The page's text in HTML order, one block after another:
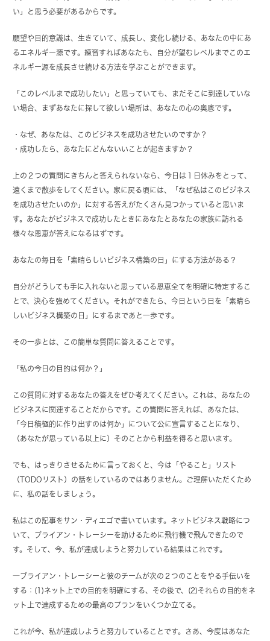
い」と思う必要があるからです。
願望や目的意識は、生きていて、成長し、変化し続ける、あなたの中にあ
るエネルギー源です。練習すればあなたも、自分が望むレベルまでこのエ
ネルギー源を成長させ続ける方法を学ぶことができます。
「このレベルまで成功したい」と思っていても、まだそこに到達していな
い場合、まずあなたに探して欲しい場所は、あなたの心の奥底です。
・なぜ、あなたは、このビジネスを成功させたいのですか？
・成功したら、あなたにどんないいことが起きますか？
上の２つの質問にきちんと答えられないなら、今日は１日休みをとって、
遠くまで散歩をしてください。家に戻る頃には、「なぜ私はこのビジネス
を成功させたいのか」に対する答えがたくさん見つかっていると思いま
す。あなたがビジネスで成功したときにあなたとあなたの家族に訪れる
様々な恩恵が答えになるはずです。
あなたの毎日を「素晴らしいビジネス構築の日」にする方法がある？
自分がどうしても手に入れないと思っている恩恵全てを明確に特定するこ
とで、決心を強めてください。それができたら、今日という日を「素晴ら
しいビジネス構築の日」にするまであと一歩です。
その一歩とは、この簡単な質問に答えることです。
「私の今日の目的は何か？」
この質問に対するあなたの答えをぜひ考えてください。これは、あなたの
ビジネスに関連することだからです。この質問に答えれば、あなたは、
「今日積極的に作り出すのは何か」について公に宣言することになり、
（あなたが思っている以上に）そのことから利益を得ると思います。
でも、はっきりさせるために言っておくと、今は「やること」リスト
（TODOリスト）の話をしているのではありません。ご理解いただくため
に、私の話をしましょう。
私はこの記事をサン・ディエゴで書いています。ネットビジネス戦略につ
いて、ブライアン・トレーシーを助けるために飛行機で飛んできたので
す。そして、今、私が達成しようと努力している結果はこれです。
―ブライアン・トレーシーと彼のチームが次の２つのことをやる手伝いを
する：(1)ネット上での目的を明確にする、その後で、(2)それらの目的をネ
ット上で達成するための最高のプランをいくつか立てる。
これが今、私が達成しようと努力していることです。さあ、今度はあなた